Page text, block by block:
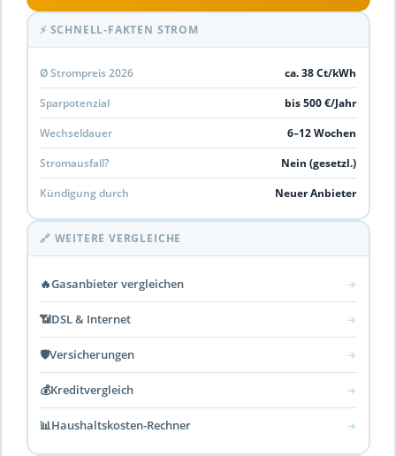
⚡ SCHNELL-FAKTEN STROM
Ø Strompreis 2026
ca. 38 Ct/kWh
Sparpotenzial
bis 500 €/Jahr
Wechseldauer
6–12 Wochen
Stromausfall?
Nein (gesetzl.)
Kündigung durch
Neuer Anbieter
🔗 WEITERE VERGLEICHE
🔥Gasanbieter vergleichen →
📶DSL & Internet →
🛡️Versicherungen →
💰Kreditvergleich →
📊Haushaltskosten-Rechner →